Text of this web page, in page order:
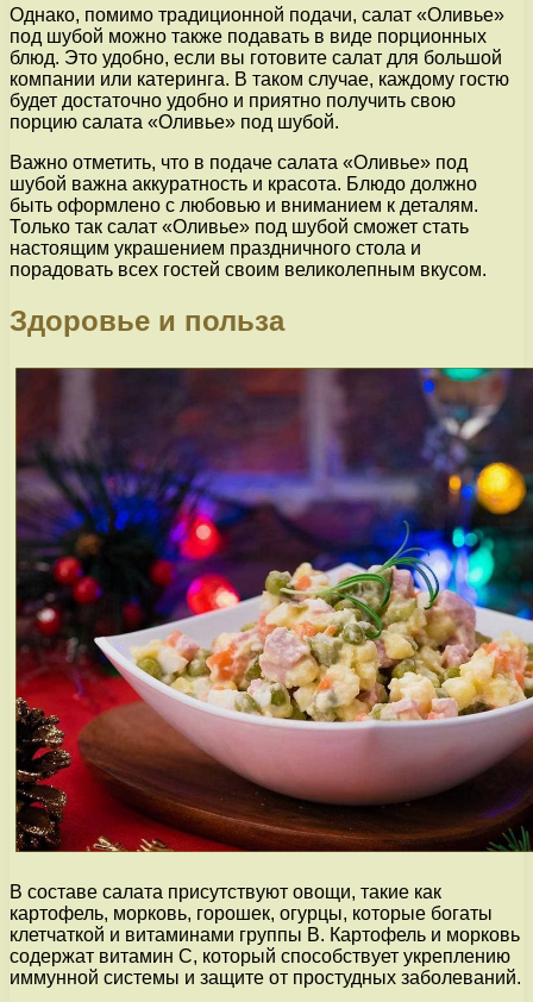
Однако, помимо традиционной подачи, салат «Оливье»
под шубой можно также подавать в виде порционных
блюд. Это удобно, если вы готовите салат для большой
компании или катеринга. В таком случае, каждому гостю
будет достаточно удобно и приятно получить свою
порцию салата «Оливье» под шубой.
Важно отметить, что в подаче салата «Оливье» под
шубой важна аккуратность и красота. Блюдо должно
быть оформлено с любовью и вниманием к деталям.
Только так салат «Оливье» под шубой сможет стать
настоящим украшением праздничного стола и
порадовать всех гостей своим великолепным вкусом.
Здоровье и польза
В составе салата присутствуют овощи, такие как
картофель, морковь, горошек, огурцы, которые богаты
клетчаткой и витаминами группы В. Картофель и морковь
содержат витамин С, который способствует укреплению
иммунной системы и защите от простудных заболеваний.